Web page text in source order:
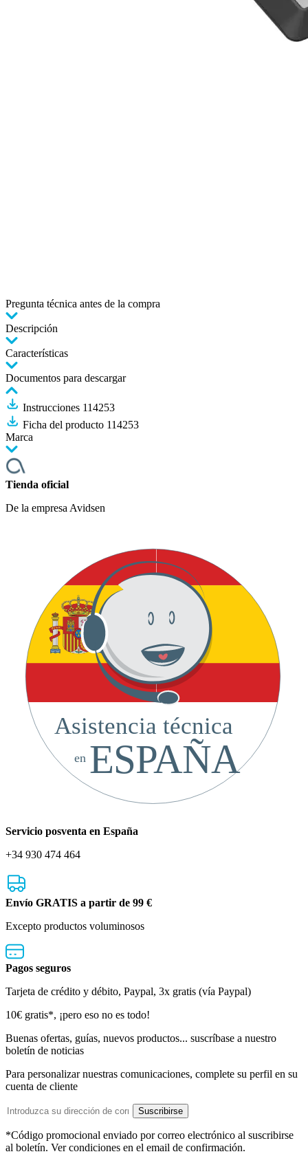
Pregunta técnica antes de la compra
Descripción
Características
Documentos para descargar
Instrucciones 114253
Ficha del producto 114253
Marca
Tienda oficial
De la empresa Avidsen
Asistencia técnica
ESPAÑA
en
Servicio posventa en España
+34 930 474 464
Envío GRATIS a partir de 99 €
Excepto productos voluminosos
Pagos seguros
Tarjeta de crédito y débito, Paypal, 3x gratis (vía Paypal)
Boletín
de
noticias
10€ gratis*, ¡pero eso no es todo!
Buenas ofertas, guías, nuevos productos... suscríbase a nuestro
boletín de noticias
Para personalizar nuestras comunicaciones, complete su perfil en su
cuenta de cliente
Dirección
email
Suscribirse
*Código promocional enviado por correo electrónico al suscribirse
al boletín. Ver condiciones en el email de confirmación.